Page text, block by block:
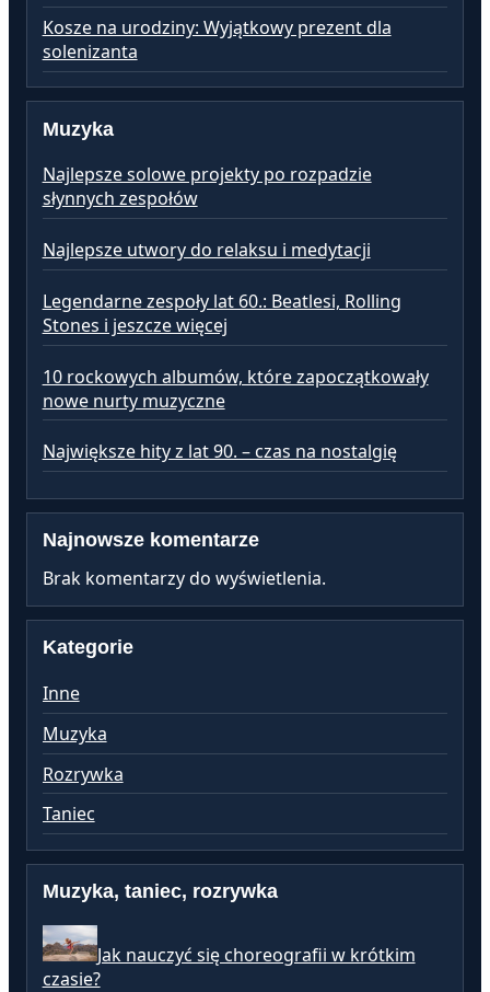
Kosze na urodziny: Wyjątkowy prezent dla
solenizanta
Muzyka
Najlepsze solowe projekty po rozpadzie
słynnych zespołów
Najlepsze utwory do relaksu i medytacji
Legendarne zespoły lat 60.: Beatlesi, Rolling
Stones i jeszcze więcej
10 rockowych albumów, które zapoczątkowały
nowe nurty muzyczne
Największe hity z lat 90. – czas na nostalgię
Najnowsze komentarze
Brak komentarzy do wyświetlenia.
Kategorie
Inne
Muzyka
Rozrywka
Taniec
Muzyka, taniec, rozrywka
Jak nauczyć się choreografii w krótkim
czasie?